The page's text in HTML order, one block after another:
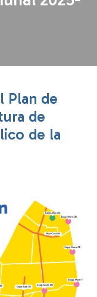
Plan de
de
de la